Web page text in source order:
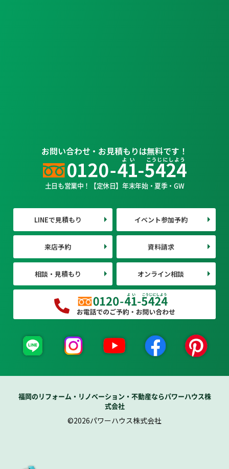
お問い合わせ・お見積もりは無料です！
土日も営業中！【定休日】年末年始・夏季・GW
LINEで見積もり イベント参加予約
来店予約 資料請求
相談・見積もり オンライン相談
福岡のリフォーム・リノベーション・不動産ならパワーハウス株
式会社
©2026パワーハウス株式会社